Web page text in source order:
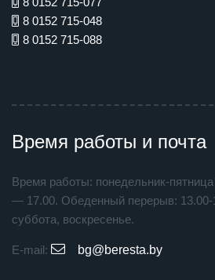
8 0152 715-048
8 0152 715-088
Время работы и почта
Время работы: понедельник-
— 17.00. Обеденный перерыв:
суббота, воскресенье.
E-mail: bg@beresta.by